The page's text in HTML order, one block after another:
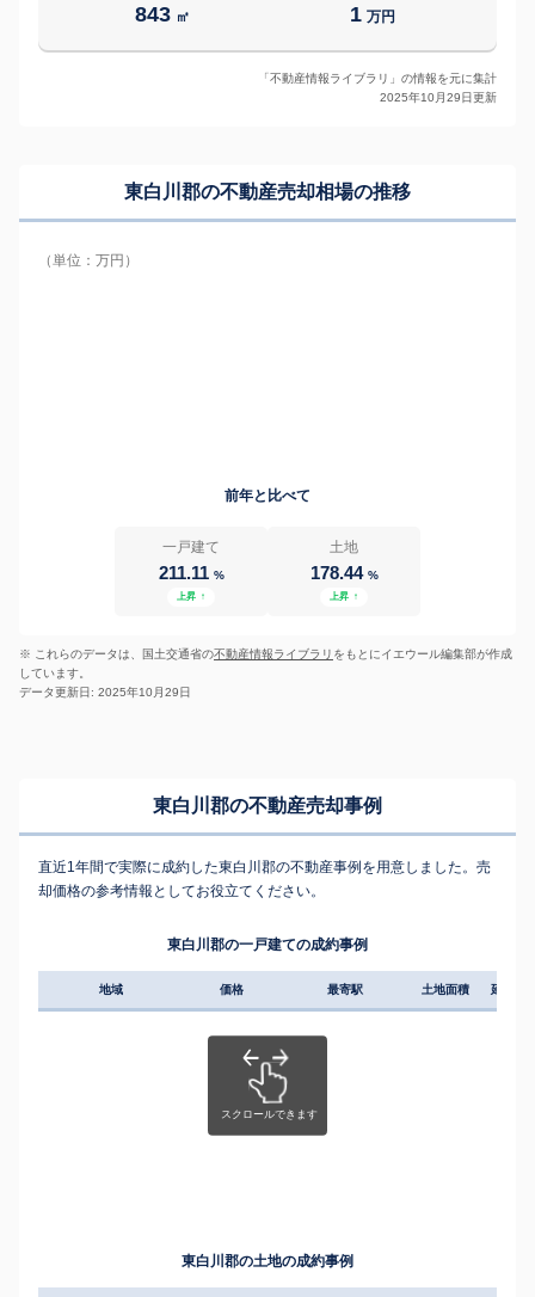
843 ㎡ 1 万円
「不動産情報ライブラリ」の情報を元に集計
2025年10月29日更新
東白川郡の不動産売却相場の推移
（単位：万円）
前年と比べて
一戸建て
211.11 %
上昇 ↑
土地
178.44 %
上昇 ↑
※ これらのデータは、国土交通省の不動産情報ライブラリ をもとにイエウール編集部が作成
しています。
データ更新日: 2025年10月29日
東白川郡の不動産売却事例
直近1年間で実際に成約した東白川郡の不動産事例を用意しました。売
却価格の参考情報としてお役立てください。
東白川郡の一戸建ての成約事例
地域 価格 最寄駅 土地面積 延床面
東白川郡の土地の成約事例